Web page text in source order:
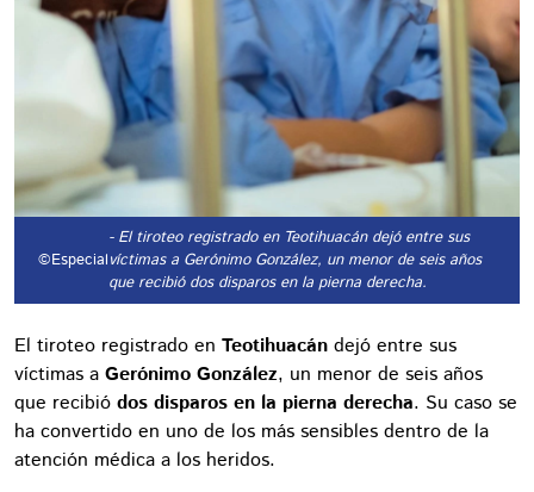
©Especial
- El tiroteo registrado en Teotihuacán dejó entre sus
víctimas a Gerónimo González, un menor de seis años
que recibió dos disparos en la pierna derecha.
El tiroteo registrado en Teotihuacán dejó entre sus
víctimas a Gerónimo González, un menor de seis años
que recibió dos disparos en la pierna derecha. Su caso se
ha convertido en uno de los más sensibles dentro de la
atención médica a los heridos.